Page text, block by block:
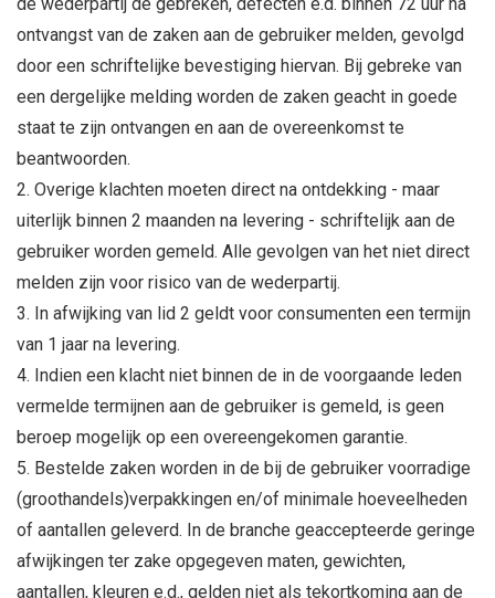
ontvangst van de zaken aan de gebruiker melden, gevolgd
door een schriftelijke bevestiging hiervan. Bij gebreke van
een dergelijke melding worden de zaken geacht in goede
staat te zijn ontvangen en aan de overeenkomst te
beantwoorden.
Overige klachten moeten direct na ontdekking - maar
uiterlijk binnen 2 maanden na levering - schriftelijk aan de
gebruiker worden gemeld. Alle gevolgen van het niet direct
melden zijn voor risico van de wederpartij.
In afwijking van lid 2 geldt voor consumenten een termijn
van 1 jaar na levering.
Indien een klacht niet binnen de in de voorgaande leden
vermelde termijnen aan de gebruiker is gemeld, is geen
beroep mogelijk op een overeengekomen garantie.
Bestelde zaken worden in de bij de gebruiker voorradige
(groothandels)verpakkingen en/of minimale hoeveelheden
of aantallen geleverd. In de branche geaccepteerde geringe
afwijkingen ter zake opgegeven maten, gewichten,
aantallen, kleuren e.d., gelden niet als tekortkoming aan de